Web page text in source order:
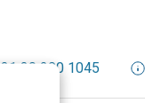
+31 30 200 1045